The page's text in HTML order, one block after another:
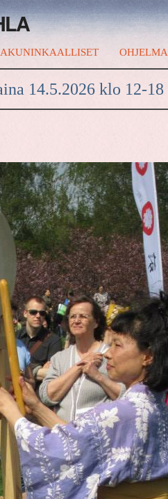
OHJELMA
14.5.2026 klo 12-18